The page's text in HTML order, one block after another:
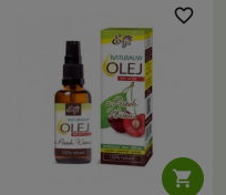

favorite_border